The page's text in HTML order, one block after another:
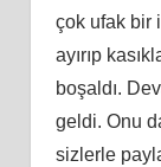
çok ufak bir
ayırıp
boşaldı.
geldi. Onu
sizlerle